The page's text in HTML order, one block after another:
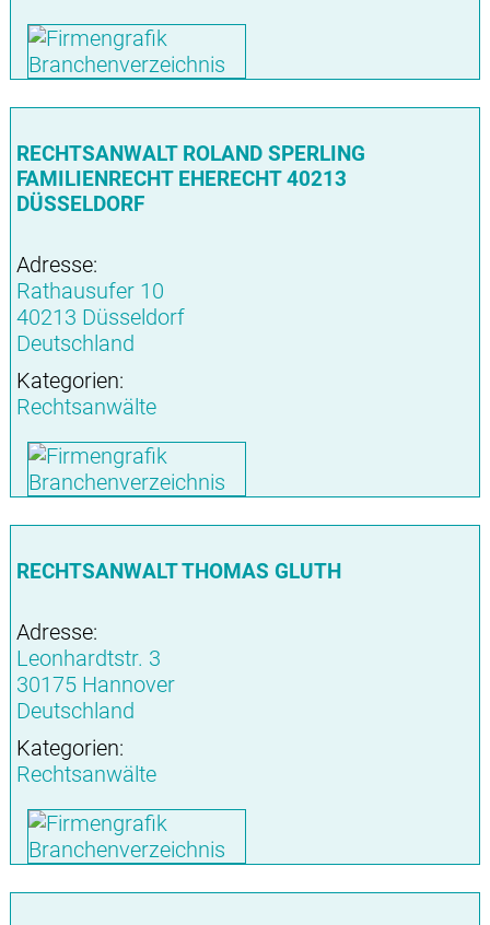
RECHTSANWALT ROLAND SPERLING
FAMILIENRECHT EHERECHT 40213
DÜSSELDORF
Adresse:
Rathausufer 10
40213 Düsseldorf
Deutschland
Kategorien:
Rechtsanwälte
RECHTSANWALT THOMAS GLUTH
Adresse:
Leonhardtstr. 3
30175 Hannover
Deutschland
Kategorien:
Rechtsanwälte